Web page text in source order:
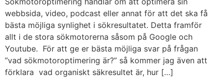
webbsida, video, podcast eller annat för att det ska få
bästa möjliga synlighet i sökresultatet. Detta framför
allt i de stora sökmotorerna såsom på Google och
Youtube. För att ge er bästa möjliga svar på frågan
”vad sökmotoroptimering är?” så kommer jag även att
förklara vad organiskt säkresultet är, hur […]